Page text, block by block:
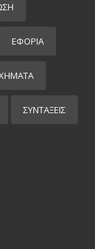
ΕΦΟΡΙΑ
ΣΥΝΤΑΞΕΙΣ